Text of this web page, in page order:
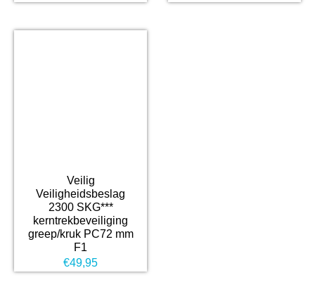
Veilig
Veiligheidsbeslag
2300 SKG***
kerntrekbeveiliging
greep/kruk PC72 mm
F1
€49,95